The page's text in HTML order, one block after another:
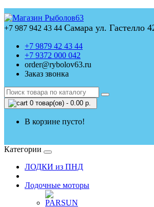
+7 987 942 43 44 Самара ул. Гастелло
+7 9879 42 43 44
+7 9372 000 042
order@rybolov63.ru
Заказ звонка
0 товар(ов) - 0.00 р.
В корзине пусто!
Категории
ЛОДКИ из ПНД
Лодочные моторы